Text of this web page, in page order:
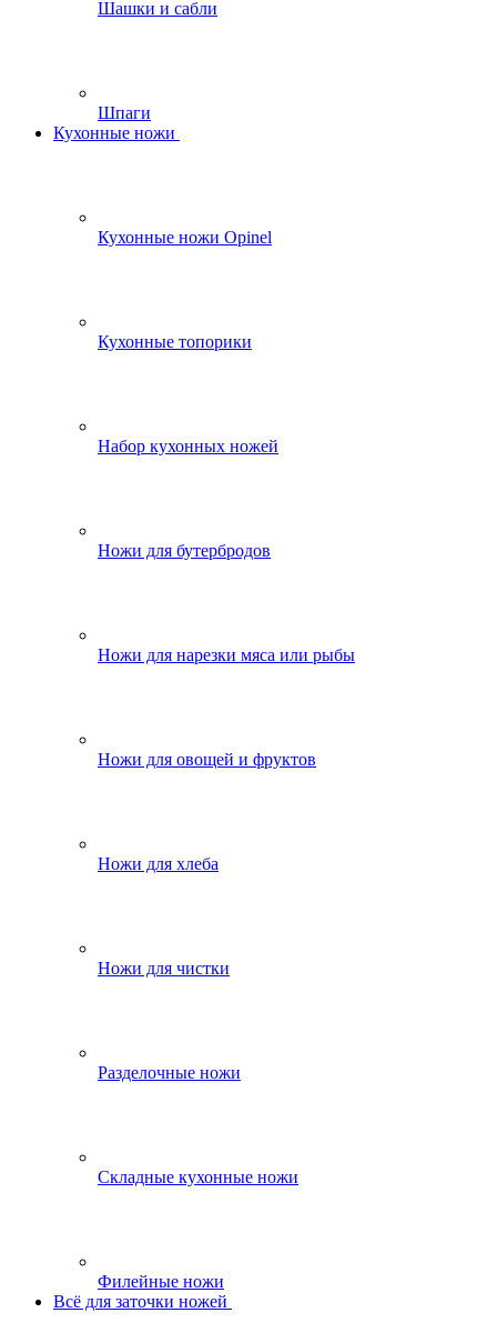
Шашки и сабли
Шпаги
Кухонные ножи
Кухонные ножи Opinel
Кухонные топорики
Набор кухонных ножей
Ножи для бутербродов
Ножи для нарезки мяса или рыбы
Ножи для овощей и фруктов
Ножи для хлеба
Ножи для чистки
Разделочные ножи
Складные кухонные ножи
Филейные ножи
Всё для заточки ножей